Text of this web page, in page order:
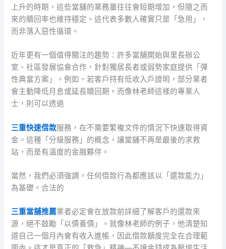
上升的時期，這些當舖的業務量往往會短期增加，但隨之而
來的贖回率也維持穩定。這代表多數人確實只是「急用」，
而非落入惡性循環。
近年更有一個值得關注的趨勢：許多當舖開始與里長辦公
室、社區發展協會合作，針對獨居長者或弱勢家庭提供「彈
性典當方案」。例如，若客戶持有低收入戶證明，部分業者
會主動降低月息或延長贖回期。而像林老師這樣的專業人
士，則可以透過
三重快速借款服務，在不需要繁複文件的情況下快速取得資
金。這種「分級服務」的概念，讓當舖不再是最後的求救
站，而是有溫度的金融夥伴。
當然，我們必須強調，任何借款行為都應該以「還款能力」
為基礎。合法的
三重當舖推薦業者必定會在放款前詳細了解客戶的還款來
源，絕不鼓勵「以債養債」。就像林老師的例子，他清楚知
道自己一個月內會有收入進帳，因此借款額度完全在合理範